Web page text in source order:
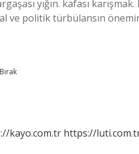
yığın. kafası
ve politik türbülansın
kayo.com.tr https://